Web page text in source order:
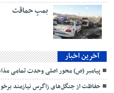
بمبِ حماقت
آخرین اخبار
پیامبر (ص) محور اصلی وحدت تمامی
حفاظت از جنگل‌های زاگرس نیازمند